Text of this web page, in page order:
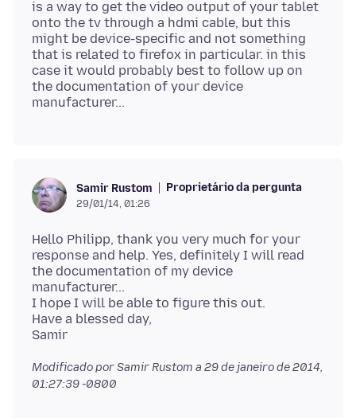
is a way to get the video output of your tablet
onto the tv through a hdmi cable, but this
might be device-specific and not something
that is related to firefox in particular. in this
case it would probably best to follow up on
the documentation of your device
Samir Rustom Proprietário da pergunta
29/01/14, 01:26
Hello Philipp, thank you very much for your
response and help. Yes, definitely I will read
the documentation of my device
manufacturer...
I hope I will be able to figure this out.
Have a blessed day,
Modificado por Samir Rustom a 29 de janeiro de 2014,
01:27:39 -0800